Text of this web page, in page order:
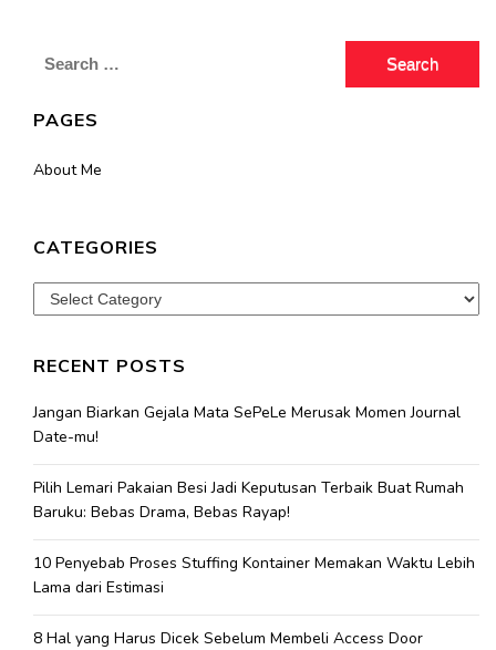
Search
PAGES
About Me
CATEGORIES
Categories
RECENT POSTS
Jangan Biarkan Gejala Mata SePeLe Merusak Momen Journal
Date-mu!
Pilih Lemari Pakaian Besi Jadi Keputusan Terbaik Buat Rumah
Baruku: Bebas Drama, Bebas Rayap!
10 Penyebab Proses Stuffing Kontainer Memakan Waktu Lebih
Lama dari Estimasi
8 Hal yang Harus Dicek Sebelum Membeli Access Door